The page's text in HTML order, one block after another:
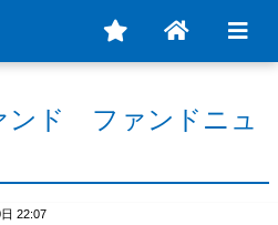
ンド ファンドニュ
22:07